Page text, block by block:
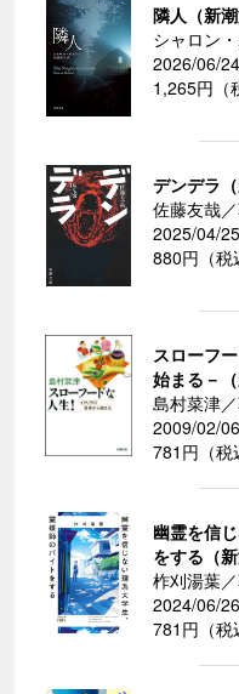
隣人（新潮
シャロン
2026/06/24
1,265円（
デンデラ（
佐藤友哉
2025/04/25
880円（税
スローフ
始まる－（
島村菜津
2009/02/06
781円（税
幽霊を信
をする（
柞刈湯葉
2024/06/26
781円（税